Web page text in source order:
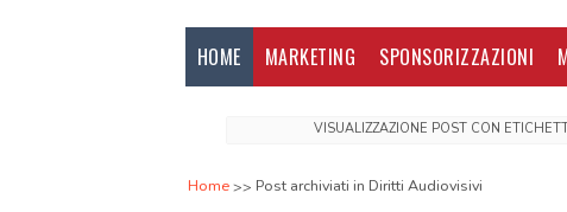
HOME MARKETING SPONSORIZZAZIONI
VISUALIZZAZIONE POST CON
Home Post archiviati in Diritti Audiovisivi